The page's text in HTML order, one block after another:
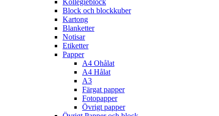
Kollegieblock
Block och blockkuber
Kartong
Blanketter
Notisar
Etiketter
Papper
A4 Ohålat
A4 Hålat
A3
Färgat papper
Fotopapper
Övrigt papper